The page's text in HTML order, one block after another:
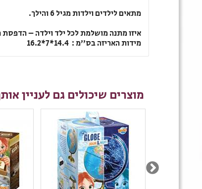
מתאים לילדים וילדות מגיל 6 והילך.
איזו מתנה מושלמת לכל ילד וילדה – הדפסת
מידות האריזה בס''מ :
14.4*7*16.2
מוצרים שיכולים גם לעניין